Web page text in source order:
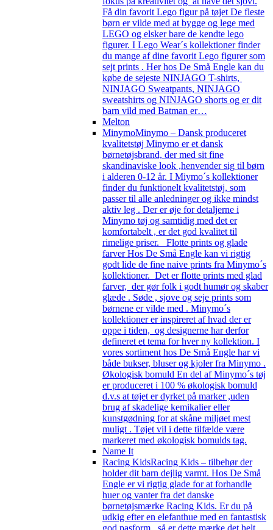
Få din favorit Lego figur på tøjet De fleste
børn er vilde med at bygge og lege med
LEGO og elsker bare de kendte lego
figurer. I Lego Wear´s kollektioner finder
du mange af dine favorit Lego figurer som
sejt prints . Her hos De Små Engle kan du
købe de sejeste NINJAGO T-shirts,
NINJAGO Sweatpants, NINJAGO
sweatshirts og NINJAGO shorts og er dit
barn vild med Batman er…
Melton
MinymoMinymo – Dansk produceret
kvalitetstøj Minymo er et dansk
børnetøjsbrand, der med sit fine
skandinaviske look ,henvender sig til børn
i alderen 0-12 år. I Miymo´s kollektioner
finder du funktionelt kvalitetstøj, som
passer til alle anledninger og ikke mindst
aktiv leg . Der er øje for detaljerne i
Minymo tøj og samtidig med det er
komfortabelt , er det god kvalitet til
rimelige priser. Flotte prints og glade
farver Hos De Små Engle kan vi rigtig
godt lide de fine naive prints fra Minymo´s
kollektioner. Det er flotte prints med glad
farver, der gør folk i godt humør og skaber
glæde . Søde , sjove og seje prints som
børnene er vilde med . Minymo´s
kollektioner er inspireret af hvad der er
oppe i tiden, og designerne har derfor
defineret et tema for hver ny kollektion. I
vores sortiment hos De Små Engle har vi
både bukser, bluser og kjoler fra Minymo .
Økologisk bomuld En del af Minymo´s tøj
er produceret i 100 % økologisk bomuld
d.v.s at tøjet er dyrket på marker ,uden
brug af skadelige kemikalier eller
kunstgødning for at skåne miljøet mest
muligt . Tøjet vil i dette tilfælde være
markeret med økologisk bomulds tag.
Name It
Racing KidsRacing Kids – tilbehør der
holder dit barn dejlig varmt. Hos De Små
Engle er vi rigtig glade for at forhandle
huer og vanter fra det danske
børnetøjsmærke Racing Kids. Er du på
udkig efter en elefanthue med en fantastisk
god pasform , så er dette mærke det helt